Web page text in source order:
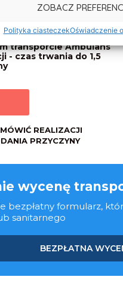
ZOBACZ
Polityka ciasteczekOświadczenie
wywiadu
transporcie Ambulans
- czas trwania do 1,5
REALIZACJI
PRZYCZYNY
wycenę
bezpłatny formularz,
sanitarnego
BEZPŁATNA